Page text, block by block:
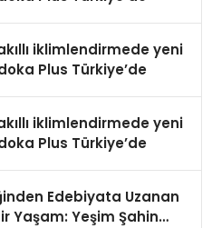
iklimlendirmede yeni
Plus Türkiye’de
iklimlendirmede yeni
Plus Türkiye’de
Edebiyata Uzanan
Yaşam: Yeşim Şahin